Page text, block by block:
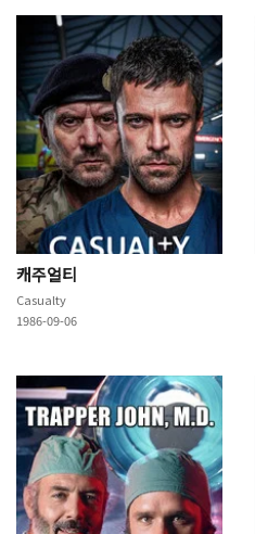
캐주얼티
Casualty
1986-09-06